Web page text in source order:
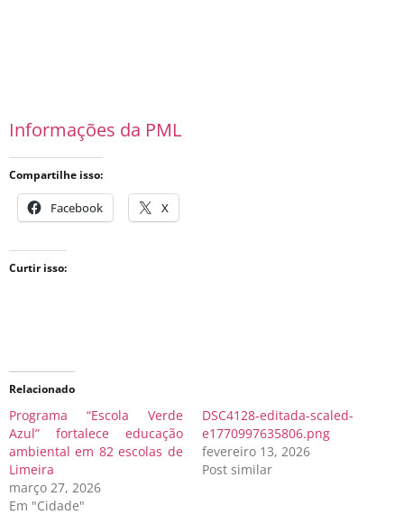
Informações da PML
Compartilhe isso:
Facebook X
Curtir isso:
Relacionado
Programa “Escola Verde
Azul” fortalece educação
ambiental em 82 escolas de
Limeira
março 27, 2026
Em "Cidade"
DSC4128-editada-scaled-
e1770997635806.png
fevereiro 13, 2026
Post similar